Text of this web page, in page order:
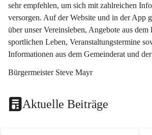
sehr empfehlen, um sich mit zahlreichen
versorgen. Auf der Website und in der App
über unser Vereinsleben, Angebote aus
sportlichen Leben, Veranstaltungstermine
Informationen aus dem Gemeinderat und
Bürgermeister Steve Mayr
Aktuelle Beiträge